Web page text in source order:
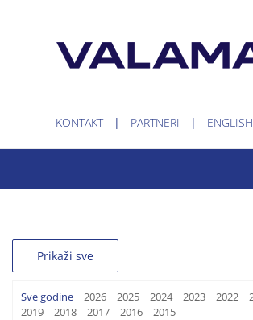
KONTAKT PARTNERI ENGLISH
Prikaži sve
Sve godine 2026 2025 2024 2023 2022
2019
2018 2017 2016 2015